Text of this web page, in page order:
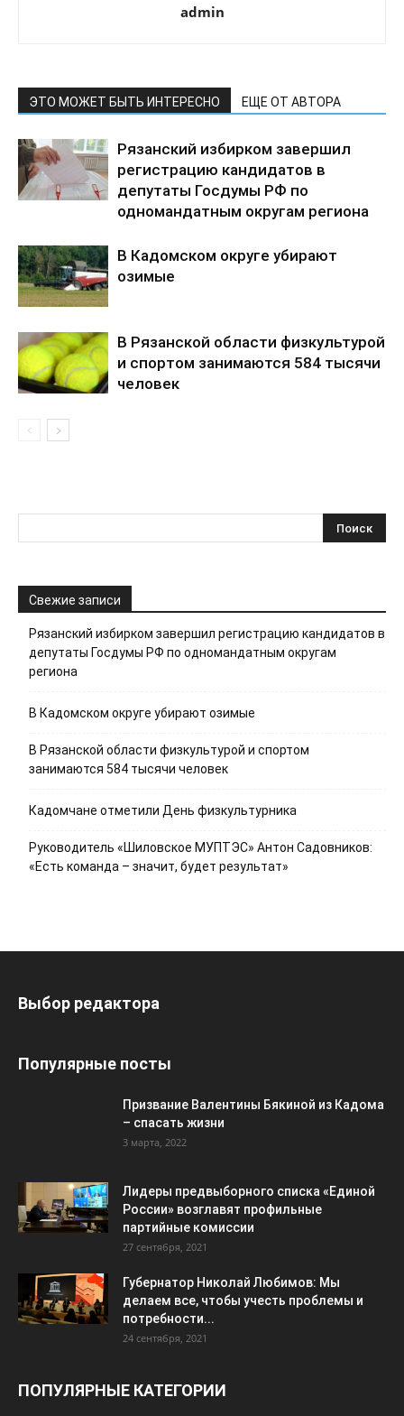
admin
ЭТО МОЖЕТ БЫТЬ ИНТЕРЕСНО ЕЩЕ ОТ АВТОРА
Рязанский избирком завершил
регистрацию кандидатов в
депутаты Госдумы РФ по
одномандатным округам региона
В Кадомском округе убирают
озимые
В Рязанской области физкультурой
и спортом занимаются 584 тысячи
человек
Свежие записи
Рязанский избирком завершил регистрацию кандидатов в
депутаты Госдумы РФ по одномандатным округам
региона
В Кадомском округе убирают озимые
В Рязанской области физкультурой и спортом
занимаются 584 тысячи человек
Кадомчане отметили День физкультурника
Руководитель «Шиловское МУПТЭС» Антон Садовников:
«Есть команда – значит, будет результат»
Выбор редактора
Популярные посты
Призвание Валентины Бякиной из Кадома
– спасать жизни
3 марта, 2022
Лидеры предвыборного списка «Единой
России» возглавят профильные
партийные комиссии
27 сентября, 2021
Губернатор Николай Любимов: Мы
делаем все, чтобы учесть проблемы и
потребности...
24 сентября, 2021
ПОПУЛЯРНЫЕ КАТЕГОРИИ